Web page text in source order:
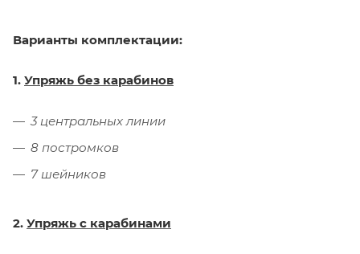
Варианты комплектации:
1. Упряжь без карабинов
3 центральных линии
8 постромков
7 шейников
2. Упряжь с карабинами